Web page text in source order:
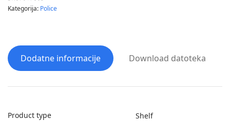
Kategorija: Police
Dodatne informacije Download datoteka
Product type Shelf